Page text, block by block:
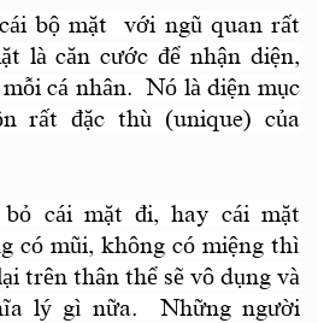
bộ mặt
với ngũ quan rất
là căn cước để nhận diện,
cá nhân. Nó là diện mục
rất đặc thù (unique) của
cái mặt đi, hay cái mặt
có mũi, không có miệng thì
trên thân thể sẽ vô dụng và
lý gì nữa. Những người